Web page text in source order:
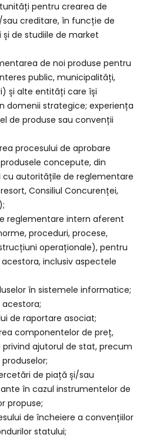
pentru crearea de
creditare, în funcție de
de studiile de market
de noi produse pentru
public, municipalități,
și alte entități care își
domenii strategice; experiența
de produse sau convenții
procesului de aprobare
concepute, din
autoritățile de reglementare
Consiliul Concurenței,
reglementare intern aferent
proceduri, procese,
operaționale), pentru
inclusiv aspectele
în sistemele informatice;
de raportare asociat;
componentelor de preț,
ajutorul de stat, precum
de piață și/sau
în cazul instrumentelor de
propuse;
de încheiere a convențiilor
statului;